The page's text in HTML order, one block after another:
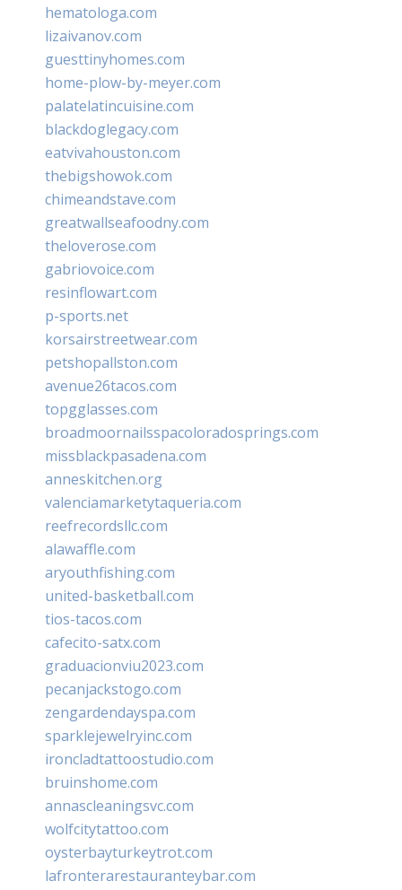
hematologa.com
lizaivanov.com
guesttinyhomes.com
home-plow-by-meyer.com
palatelatincuisine.com
blackdoglegacy.com
eatvivahouston.com
thebigshowok.com
chimeandstave.com
greatwallseafoodny.com
theloverose.com
gabriovoice.com
resinflowart.com
p-sports.net
korsairstreetwear.com
petshopallston.com
avenue26tacos.com
topgglasses.com
broadmoornailsspacoloradosprings.com
missblackpasadena.com
anneskitchen.org
valenciamarketytaqueria.com
reefrecordsllc.com
alawaffle.com
aryouthfishing.com
united-basketball.com
tios-tacos.com
cafecito-satx.com
graduacionviu2023.com
pecanjackstogo.com
zengardendayspa.com
sparklejewelryinc.com
ironcladtattoostudio.com
bruinshome.com
annascleaningsvc.com
wolfcitytattoo.com
oysterbayturkeytrot.com
lafronterarestauranteybar.com